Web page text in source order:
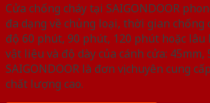
Cửa chống cháy tại SAIGONDOOR
đa dạng về chủng loại, thời gian chống
độ 60 phút, 90 phút, 120 phút hoặc lâu
vật liệu và độ dày của cánh cửa: 45mm,
SAIGONDOOR là đơn vị chuyên cung
chất lượng cao.